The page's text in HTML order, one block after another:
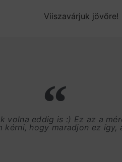
Viiszavárjuk jövőre!
volna eddig is :) Ez az a
kérni, hogy maradjon ez így,